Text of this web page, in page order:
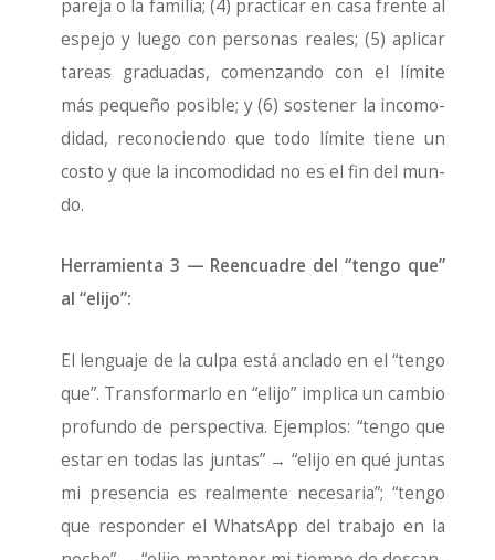
pare­ja o la fami­lia; (4) prac­ti­car en casa fren­te al
espe­jo y lue­go con per­so­nas reales; (5) apli­car
tareas gra­dua­das, comen­zan­do con el lími­te
más peque­ño posi­ble; y (6) sos­te­ner la inco­mo­
di­dad, reco­no­cien­do que todo lími­te tie­ne un
cos­to y que la inco­mo­di­dad no es el fin del mun­
do.
Herra­mien­ta 3 — Reen­cua­dre del “ten­go que”
al “eli­jo”:
El len­gua­je de la cul­pa está ancla­do en el “ten­go
que”. Trans­for­mar­lo en “eli­jo” impli­ca un cam­bio
pro­fun­do de pers­pec­ti­va. Ejem­plos: “ten­go que
estar en todas las jun­tas” → “eli­jo en qué jun­tas
mi pre­sen­cia es real­men­te nece­sa­ria”; “ten­go
que res­pon­der el WhatsApp del tra­ba­jo en la